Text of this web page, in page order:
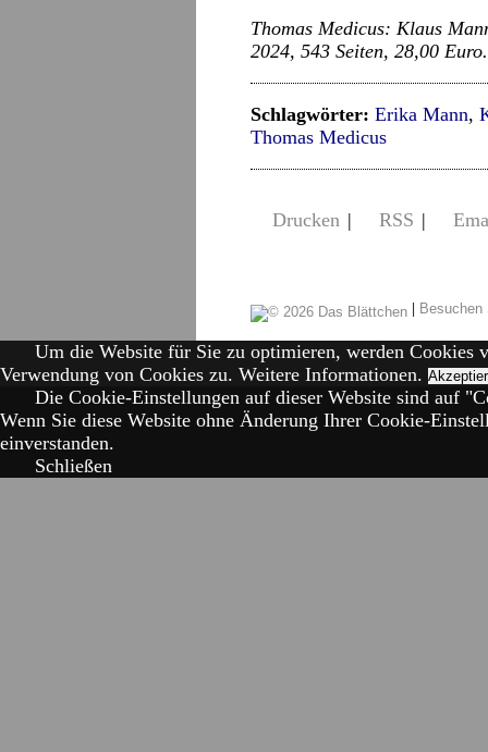
Thomas Medicus: Klaus
2024, 543 Seiten, 28,00 Euro.
Schlagwörter: Erika Mann,
Thomas Medicus
Drucken | RSS |
|
Um die Website für Sie zu optimieren, werden Cookies
Verwendung von Cookies zu. Weitere Informationen.
Die Cookie-Einstellungen auf dieser Website sind auf
Wenn Sie diese Website ohne Änderung Ihrer Cookie-
einverstanden.
Schließen